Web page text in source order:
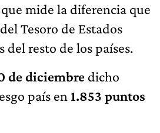
que mide la diferencia que
Tesoro de Estados
del resto de los países.
de diciembre dicho
país en 1.853 puntos